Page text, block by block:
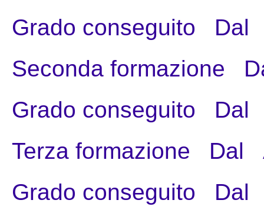
Grado conseguito
Dal
Seconda formazione
Grado conseguito
Dal
Terza formazione
Dal
Grado conseguito
Dal